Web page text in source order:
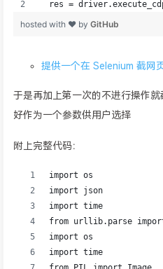
提供一个在 Selenium 截网
于是再加上第一次的不进行操作
好作为一个参数供用户选择
附上完整代码：